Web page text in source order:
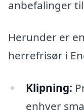
anbefalinger
Herunder er
herrefrisør i
Klipning:
enhver